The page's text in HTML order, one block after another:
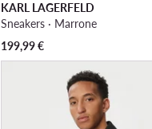
KARL LAGERFELD
Sneakers · Marrone
199,99€